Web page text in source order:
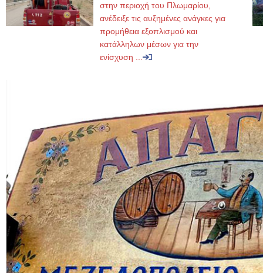
στην περιοχή του Πλωμαρίου,
ανέδειξε τις αυξημένες ανάγκες για
προμήθεια εξοπλισμού και
κατάλληλων μέσων για την
ενίσχυση ...